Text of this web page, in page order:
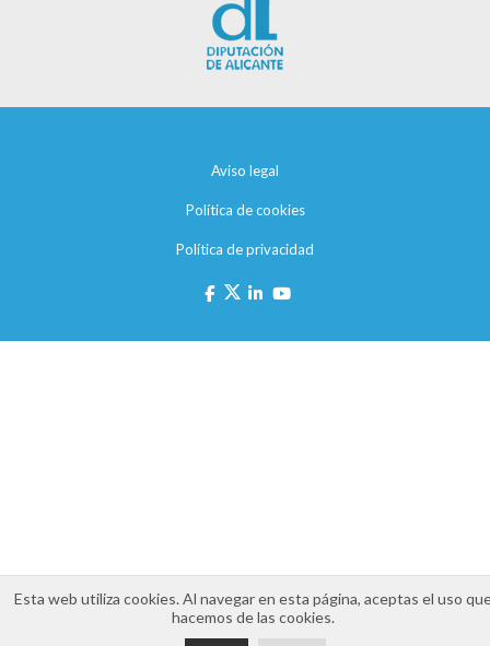
Aviso legal
Política de cookies
Política de privacidad
Esta web utiliza cookies. Al navegar en esta página, aceptas el uso
hacemos de las cookies.